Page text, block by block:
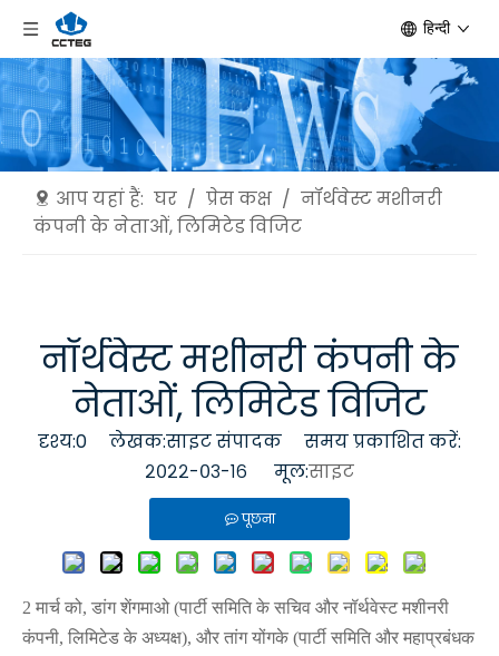
हिन्दी
आप यहां हैं: घर / प्रेस कक्ष / नॉर्थवेस्ट मशीनरी
कंपनी के नेताओं, लिमिटेड विजिट
नॉर्थवेस्ट मशीनरी कंपनी के
नेताओं, लिमिटेड विजिट
दृश्य:0 लेखक:साइट संपादक समय प्रकाशित करें:
२०२२-०३-१६ मूल:साइट
पूछना
2 मार्च को, डांग शेंगमाओ (पार्टी समिति के सचिव और नॉर्थवेस्ट मशीनरी
कंपनी, लिमिटेड के अध्यक्ष), और तांग योंगके (पार्टी समिति और महाप्रबंधक